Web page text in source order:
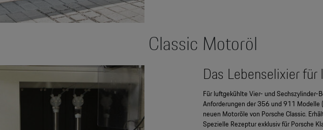
Classic Motoröl
Das Lebenselixier
Für luftgekühlte Vier- und
Anforderungen der 356 und 911
neuen Motoröle von Porsche Classic.
Spezielle Rezeptur exklusiv für Porsche